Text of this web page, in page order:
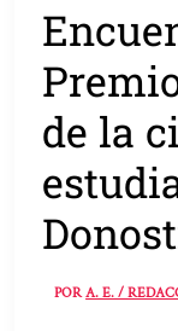
de la
PORA. E. /